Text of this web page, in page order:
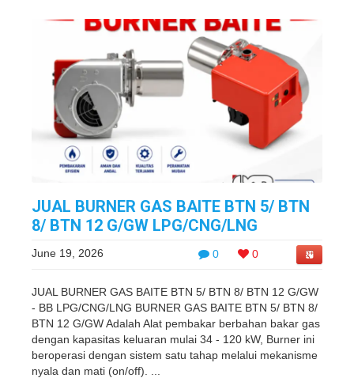
JUAL BURNER GAS BAITE BTN 5/ BTN
8/ BTN 12 G/GW LPG/CNG/LNG
0 0
June 19, 2026
JUAL BURNER GAS BAITE BTN 5/ BTN 8/ BTN 12 G/GW
- BB LPG/CNG/LNG BURNER GAS BAITE BTN 5/ BTN 8/
BTN 12 G/GW Adalah Alat pembakar berbahan bakar gas
dengan kapasitas keluaran mulai 34 - 120 kW, Burner ini
beroperasi dengan sistem satu tahap melalui mekanisme
nyala dan mati (on/off). ...